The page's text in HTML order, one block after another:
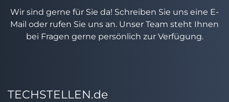
Wir sind gerne für Sie da! Schreiben Sie uns eine E-
Mail oder rufen Sie uns an. Unser Team steht Ihnen
bei Fragen gerne persönlich zur Verfügung.
TECHSTELLEN.de